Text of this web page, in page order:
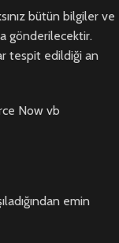
bütün bilgiler ve
gönderilecektir.
tespit edildiği an
Now vb
emin